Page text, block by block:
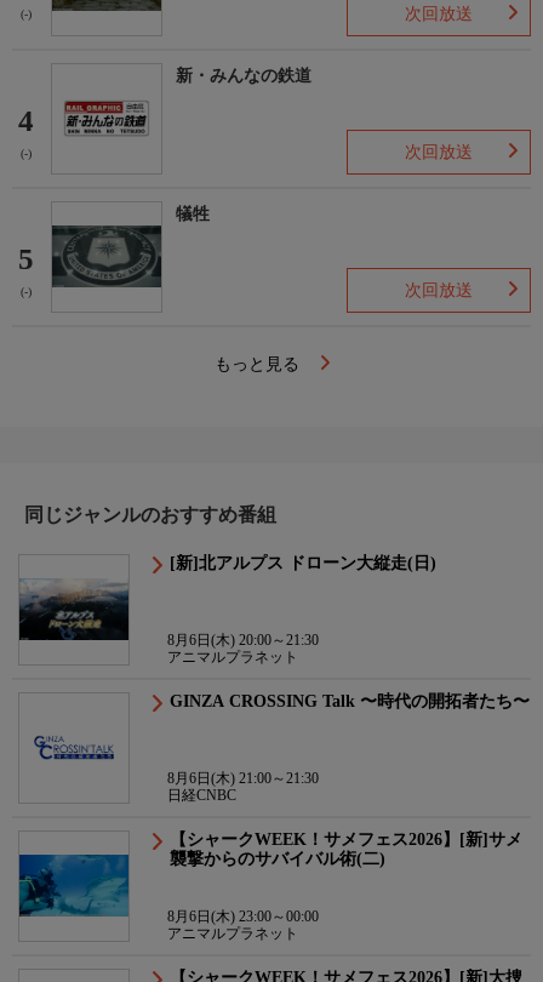
(-) 次回放送
4
(-)
新・みんなの鉄道
次回放送
5
(-)
犠牲
次回放送
もっと見る
同じジャンルのおすすめ番組
[新]北アルプス ドローン大縦走(日)
8月6日(木) 20:00～21:30
アニマルプラネット
GINZA CROSSING Talk 〜時代の開拓者たち〜
8月6日(木) 21:00～21:30
日経CNBC
【シャークWEEK！サメフェス2026】[新]サメ
襲撃からのサバイバル術(二)
8月6日(木) 23:00～00:00
アニマルプラネット
【シャークWEEK！サメフェス2026】[新]大捜